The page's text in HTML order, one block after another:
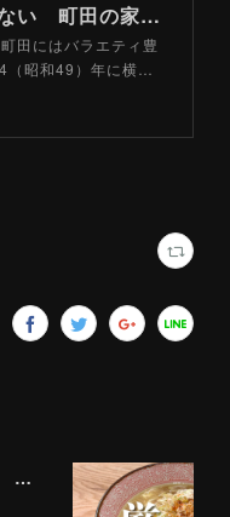
絶対に食べておかねばならない 町田の家系ラーメン「基本」３軒（山路力也） - エキスパート - Yahoo!ニュース
田にはバラエティ豊
昭和49）年に横…
ラーメン評論家が実食して厳選！ 「いま絶対に食べるべきラーメン」ベスト５！【2026年８月】（ Yahoo!ニュース）8/2